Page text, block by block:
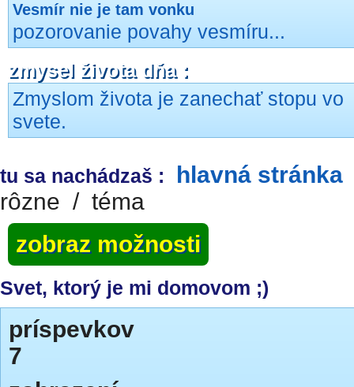
Vesmír nie je tam vonku
pozorovanie povahy vesmíru...
zmysel života dňa :
Zmyslom života je zanechať stopu vo
svete.
tu sa nachádzaš : hlavná stránka
rôzne / téma
zobraz možnosti
Svet, ktorý je mi domovom ;)
príspevkov
7